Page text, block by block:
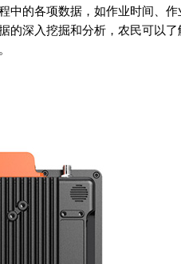
中的各项数据，如作业时间、作
的深入挖掘和分析，农民可以了